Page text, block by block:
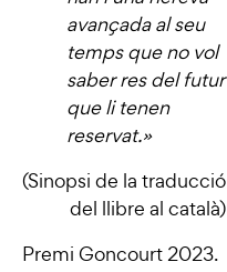
avançada al seu
temps que no vol
saber res del futur
que li tenen
reservat.»
(Sinopsi de la traducció
del llibre al català)
Premi Goncourt 2023.